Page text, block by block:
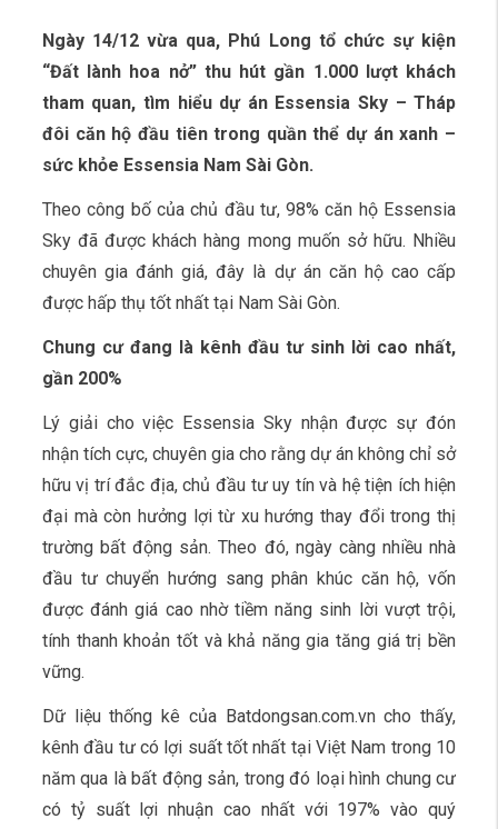
Ngày 14/12 vừa qua, Phú Long tổ chức sự kiện
“Đất lành hoa nở” thu hút gần 1.000 lượt khách
tham quan, tìm hiểu dự án Essensia Sky – Tháp
đôi căn hộ đầu tiên trong quần thể dự án xanh –
sức khỏe Essensia Nam Sài Gòn.
Theo công bố của chủ đầu tư, 98% căn hộ Essensia
Sky đã được khách hàng mong muốn sở hữu. Nhiều
chuyên gia đánh giá, đây là dự án căn hộ cao cấp
được hấp thụ tốt nhất tại Nam Sài Gòn.
Chung cư đang là kênh đầu tư sinh lời cao nhất,
gần 200%
Lý giải cho việc Essensia Sky nhận được sự đón
nhận tích cực, chuyên gia cho rằng dự án không chỉ sở
hữu vị trí đắc địa, chủ đầu tư uy tín và hệ tiện ích hiện
đại mà còn hưởng lợi từ xu hướng thay đổi trong thị
trường bất động sản. Theo đó, ngày càng nhiều nhà
đầu tư chuyển hướng sang phân khúc căn hộ, vốn
được đánh giá cao nhờ tiềm năng sinh lời vượt trội,
tính thanh khoản tốt và khả năng gia tăng giá trị bền
vững.
Dữ liệu thống kê của Batdongsan.com.vn cho thấy,
kênh đầu tư có lợi suất tốt nhất tại Việt Nam trong 10
năm qua là bất động sản, trong đó loại hình chung cư
có tỷ suất lợi nhuận cao nhất với 197% vào quý